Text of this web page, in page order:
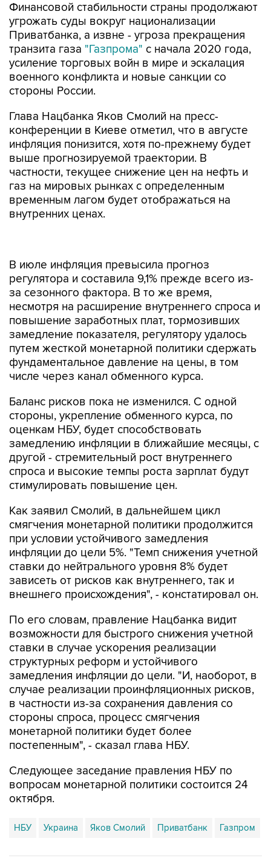
Финансовой стабильности страны продолжают
угрожать суды вокруг национализации
Приватбанка, а извне - угроза прекращения
транзита газа "Газпрома" с начала 2020 года,
усиление торговых войн в мире и эскалация
военного конфликта и новые санкции со
стороны России.
Глава Нацбанка Яков Смолий на пресс-
конференции в Киеве отметил, что в августе
инфляция понизится, хотя по-прежнему будет
выше прогнозируемой траектории. В
частности, текущее снижение цен на нефть и
газ на мировых рынках с определенным
временным лагом будет отображаться на
внутренних ценах.
за сезонного фактора. В то же время,
несмотря на расширение внутреннего спроса и
повышение заработных плат, тормозивших
замедление показателя, регулятору удалось
путем жесткой монетарной политики сдержать
фундаментальное давление на цены, в том
числе через канал обменного курса.
Баланс рисков пока не изменился. С одной
оценкам НБУ, будет способствовать
замедлению инфляции в ближайшие месяцы, с
другой - стремительный рост внутреннего
спроса и высокие темпы роста зарплат будут
стимулировать повышение цен.
Как заявил Смолий, в дальнейшем цикл
при условии устойчивого замедления
инфляции до цели 5%. "Темп снижения учетной
ставки до нейтрального уровня 8% будет
зависеть от рисков как внутреннего, так и
внешнего происхождения", - констатировал он.
По его словам, правление Нацбанка видит
ставки в случае ускорения реализации
структурных реформ и устойчивого
замедления инфляции до цели. "И, наоборот, в
случае реализации проинфляционных рисков,
в частности из-за сохранения давления со
стороны спроса, процесс смягчения
монетарной политики будет более
постепенным", - сказал глава НБУ.
Следующее заседание правления НБУ по
октября.
НБУ Украина